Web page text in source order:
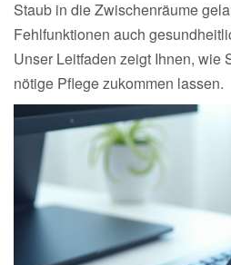
Staub in die Zwischenräume
Fehlfunktionen auch
Unser Leitfaden zeigt Ihnen, wie
nötige Pflege zukommen lassen.